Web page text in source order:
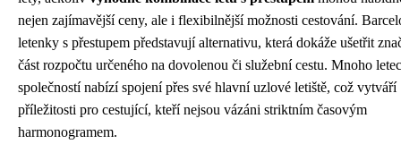
nejen zajímavější ceny, ale i flexibilnější možnosti cestování.
letenky s přestupem představují alternativu, která dokáže ušetřit
část rozpočtu určeného na dovolenou či služební cestu. Mnoho
společností nabízí spojení přes své hlavní uzlové letiště, což vytváří
příležitosti pro cestující, kteří nejsou vázáni striktním časovým
harmonogramem.